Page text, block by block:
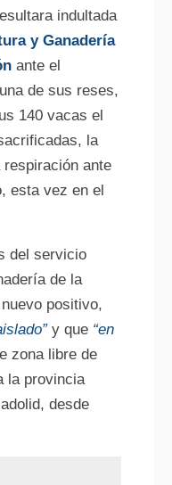
indultada
y Ganadería
ante el
de sus reses,
140 vacas el
la
respiración ante
esta vez en el
del servicio
de la
positivo,
y que “en
zona libre de
la provincia
desde